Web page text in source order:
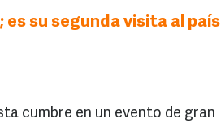
es su segunda visita al país
cumbre en un evento de gran